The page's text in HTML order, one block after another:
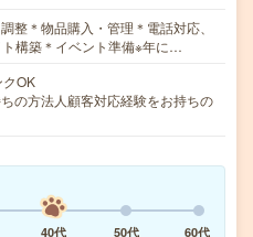
整＊物品購入・管理＊電話対応、
ト構築＊イベント準備※年に…
OK
の方法人顧客対応経験をお持ちの
40代 50代
60代